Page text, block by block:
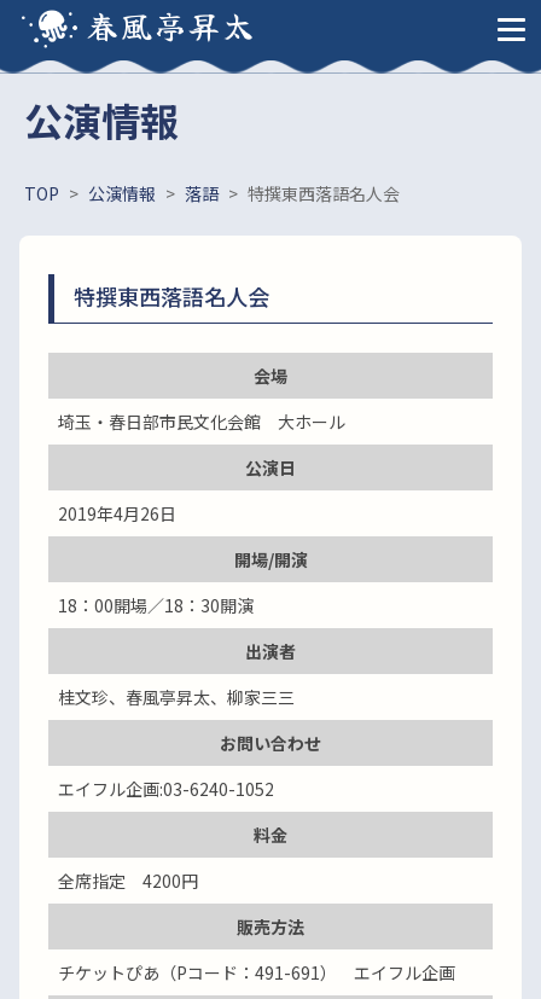
春風亭昇太
公演情報
TOP > 公演情報 > 落語 > 特撰東西落語名人会
特撰東西落語名人会
会場
埼玉・春日部市民文化会館 大ホール
公演日
2019年4月26日
開場/開演
18：00開場／18：30開演
出演者
桂文珍、春風亭昇太、柳家三三
お問い合わせ
エイフル企画:03-6240-1052
料金
全席指定 4200円
販売方法
チケットぴあ（Pコード：491-691） エイフル企画